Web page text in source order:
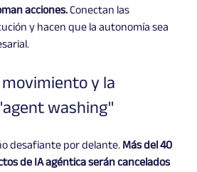
acciones. Conectan las
y hacen que la autonomía sea
y la
washing"
desafiante por delante. Más del 40
de IA agéntica serán cancelados